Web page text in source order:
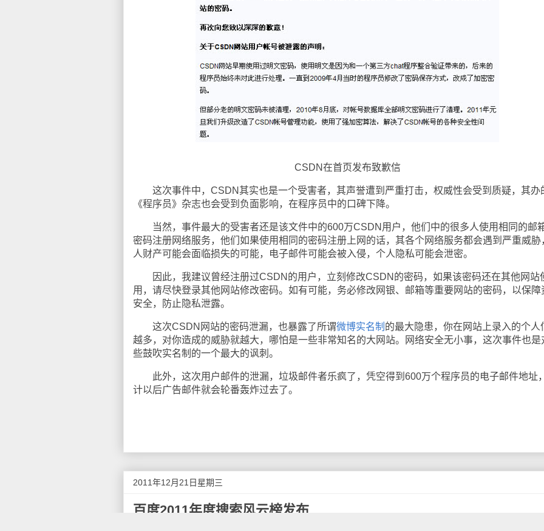
CSDN在首页发布致歉信
这次事件中，CSDN其实也是一个受害者，其声誉遭到严重打击，权威性会受到质疑，其办
《程序员》杂志也会受到负面影响，在程序员中的口碑下降。
当然，事件最大的受害者还是该文件中的600万CSDN用户，他们中的很多人使用相同的邮
密码注册网络服务，他们如果使用相同的密码注册上网的话，其各个网络服务都会遇到严重威胁
人财产可能会面临损失的可能，电子邮件可能会被入侵，个人隐私可能会泄密。
因此，我建议曾经注册过CSDN的用户，立刻修改CSDN的密码，如果该密码还在其他网站
用，请尽快登录其他网站修改密码。如有可能，务必修改网银、邮箱等重要网站的密码，以保障
安全，防止隐私泄露。
这次CSDN网站的密码泄漏，也暴露了所谓微博实名制 的最大隐患，你在网站上录入的个人
越多，对你造成的威胁就越大，哪怕是一些非常知名的大网站。网络安全无小事，这次事件也是
些鼓吹实名制的一个最大的讽刺。
此外，这次用户邮件的泄漏，垃圾邮件者乐疯了，凭空得到600万个程序员的电子邮件地址
计以后广告邮件就会轮番轰炸过去了。
2011年12月21日星期三
百度2011年度搜索风云榜发布